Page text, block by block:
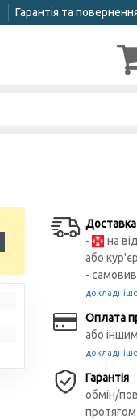
Гарантія та
Доставка
-
на
або
-
Оплата
або
Гарантія
обмін/
протягом